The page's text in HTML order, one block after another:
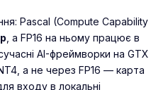
Pascal (Compute Capability
, а FP16 на ньому працює в
AI-фреймворки на GTX
а не через FP16 — карта
входу в локальні